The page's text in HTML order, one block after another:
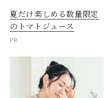
夏だけ楽しめる数量限定
のトマトジュース
PR